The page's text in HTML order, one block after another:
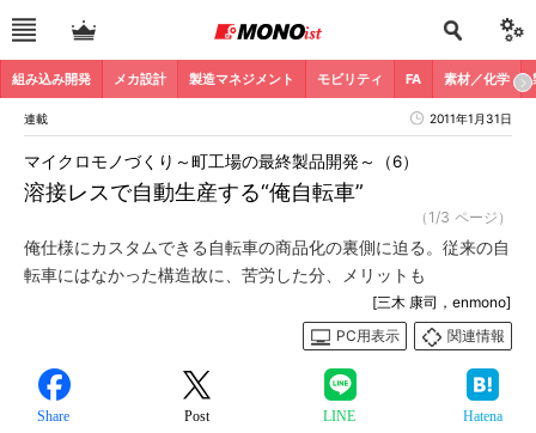
組み込み開発 メカ設計 製造マネジメント モビリティ FA 素材／化学
連載 2011年1月31日
溶接レスで自動生産する“俺自転車”
マイクロモノづくり～町工場の最終製品開発～（6）
（1/3 ページ）
俺仕様にカスタムできる自転車の商品化の裏側に迫る。従来の自
転車にはなかった構造故に、苦労した分、メリットも
[三木 康司，enmono]
PC用表示
関連情報
Share Post LINE Hatena